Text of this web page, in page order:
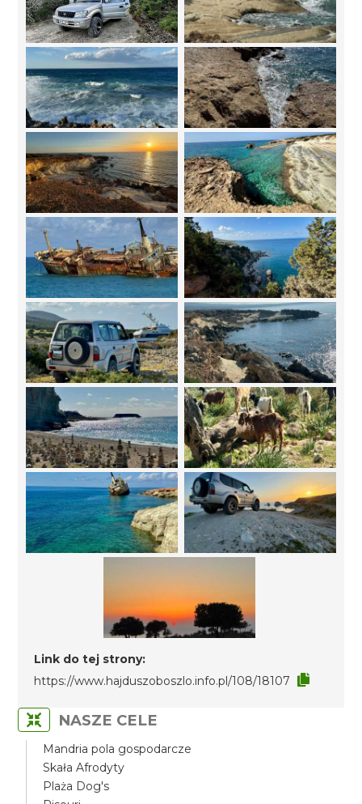
Link do tej strony:
https://www.hajduszoboszlo.info.pl/108/18107
NASZE CELE
Mandria pola gospodarcze
Skała Afrodyty
Plaża Dog's